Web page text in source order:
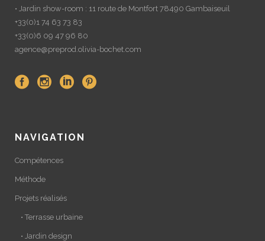
• Jardin show-room : 11 route de Montfort 78490 Gambaiseuil
+33(0)1 74 63 73 83
+33(0)6 09 47 96 80
agence@preprod.olivia-bochet.com
NAVIGATION
Compétences
Méthode
Projets réalisés
• Terrasse urbaine
• Jardin design